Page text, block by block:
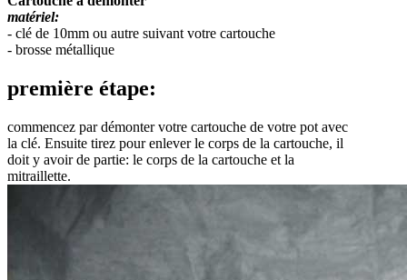
matériel:
- clé de 10mm ou autre suivant votre cartouche
- brosse métallique
première étape:
commencez par démonter votre cartouche de votre pot avec
la clé. Ensuite tirez pour enlever le corps de la cartouche, il
doit y avoir de partie: le corps de la cartouche et la
mitraillette.